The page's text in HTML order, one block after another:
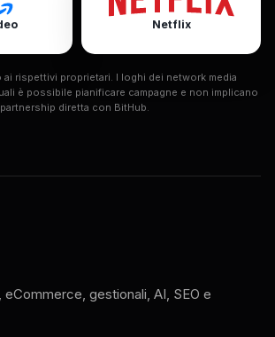
Netflix
ai rispettivi proprietari. I loghi dei network media
è possibile pianificare campagne e non implicano
diretta con BitHub.
gestionali, AI, SEO e